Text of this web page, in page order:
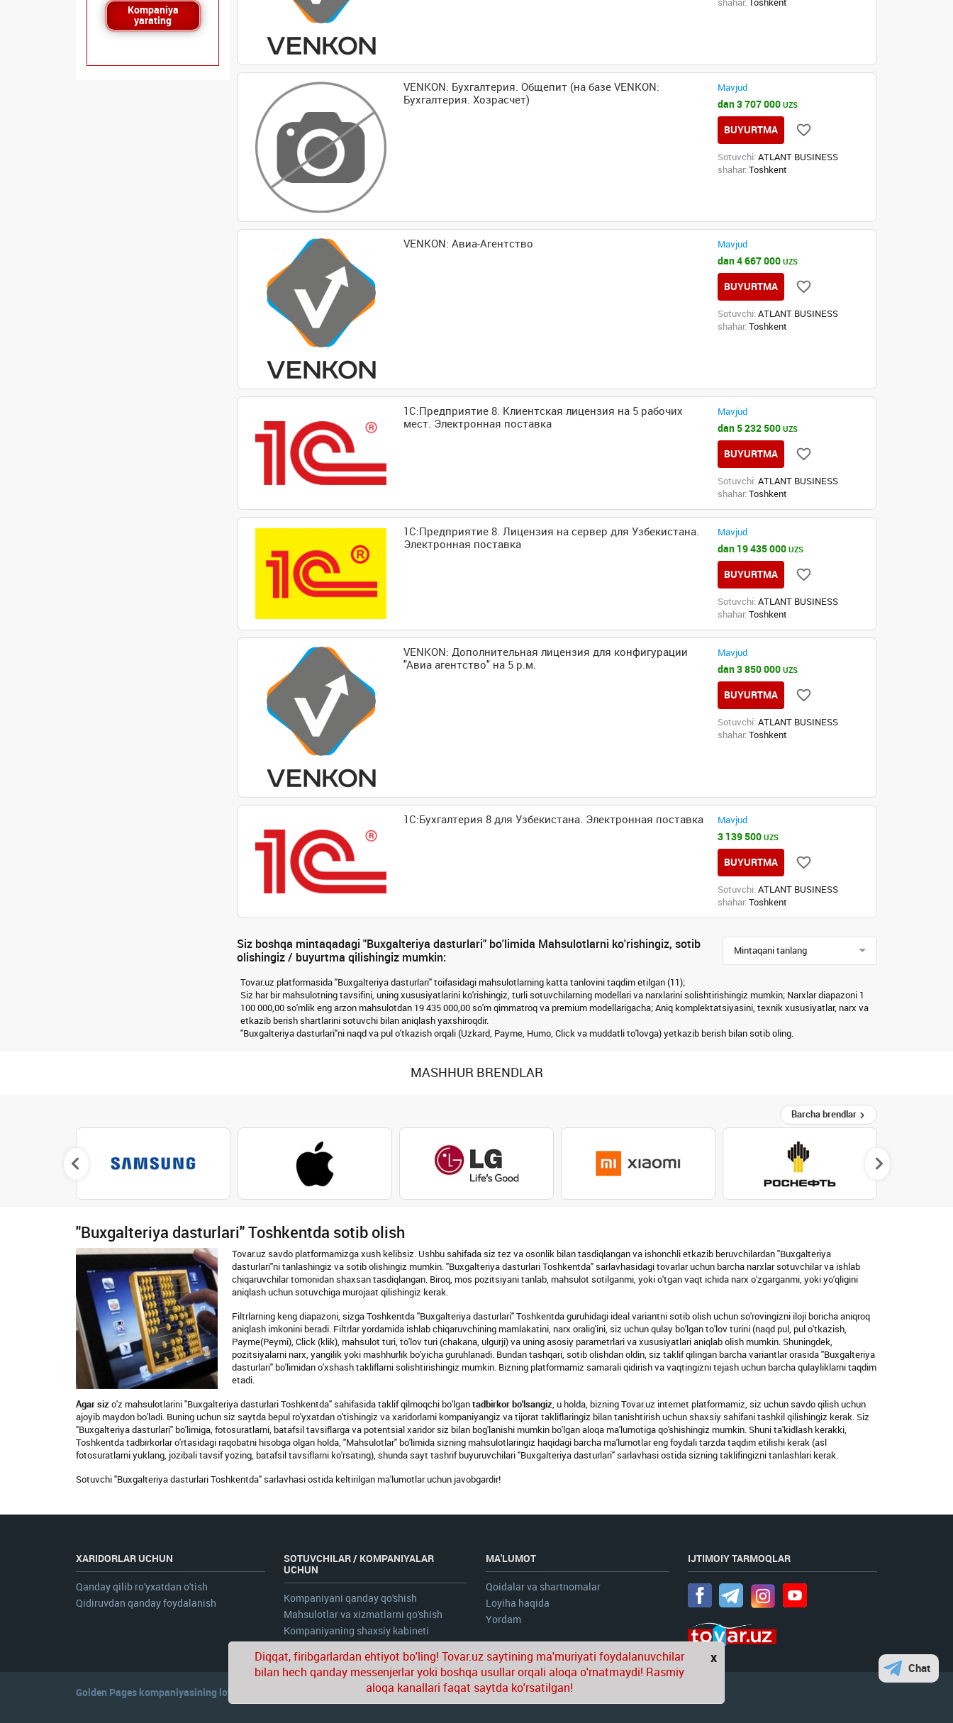
Kompaniya
yarating
shahar: Toshkent
VENKON: Бухгалтерия. Общепит (на базе VENKON:
Бухгалтерия. Хозрасчет)
Mavjud
dan 3 707 000UZS
BUYURTMA
Sotuvchi: ATLANT BUSINESS
shahar: Toshkent
VENKON: Авиа-Агентство Mavjud
dan 4 667 000UZS
BUYURTMA
Sotuvchi: ATLANT BUSINESS
shahar: Toshkent
1С:Предприятие 8. Клиентская лицензия на 5 рабочих
мест. Электронная поставка
Mavjud
dan 5 232 500UZS
BUYURTMA
Sotuvchi: ATLANT BUSINESS
shahar: Toshkent
1С:Предприятие 8. Лицензия на сервер для Узбекистана.
Электронная поставка
Mavjud
dan 19 435 000UZS
BUYURTMA
Sotuvchi: ATLANT BUSINESS
shahar: Toshkent
VENKON: Дополнительная лицензия для конфигурации
"Авиа агентство" на 5 р.м.
Mavjud
dan 3 850 000UZS
BUYURTMA
Sotuvchi: ATLANT BUSINESS
shahar: Toshkent
1С:Бухгалтерия 8 для Узбекистана. Электронная поставка Mavjud
3 139 500UZS
BUYURTMA
Sotuvchi: ATLANT BUSINESS
shahar: Toshkent
Siz boshqa mintaqadagi "Buxgalteriya dasturlari" bo'limida Mahsulotlarni ko'rishingiz, sotib
olishingiz / buyurtma qilishingiz mumkin:
Mintaqani tanlang
Tovar.uz platformasida "Buxgalteriya dasturlari" toifasidagi mahsulotlarning katta tanlovini taqdim etilgan (11);
Siz har bir mahsulotning tavsifini, uning xususiyatlarini ko'rishingiz, turli sotuvchilarning modellari va narxlarini solishtirishingiz mumkin; Narxlar diapazoni 1
100 000,00 so'mlik eng arzon mahsulotdan 19 435 000,00 so'm qimmatroq va premium modellarigacha; Aniq komplektatsiyasini, texnik xususiyatlar, narx va
etkazib berish shartlarini sotuvchi bilan aniqlash yaxshiroqdir.
"Buxgalteriya dasturlari"ni naqd va pul o'tkazish orqali (Uzkard, Payme, Humo, Click va muddatli to'lovga) yetkazib berish bilan sotib oling.
MASHHUR BRENDLAR
Barcha brendlar
"Buxgalteriya dasturlari" Toshkentda sotib olish
Tovar.uz savdo platformamizga xush kelibsiz. Ushbu sahifada siz tez va osonlik bilan tasdiqlangan va ishonchli etkazib beruvchilardan "Buxgalteriya
dasturlari"ni tanlashingiz va sotib olishingiz mumkin. "Buxgalteriya dasturlari Toshkentda" sarlavhasidagi tovarlar uchun barcha narxlar sotuvchilar va ishlab
chiqaruvchilar tomonidan shaxsan tasdiqlangan. Biroq, mos pozitsiyani tanlab, mahsulot sotilganmi, yoki o'tgan vaqt ichida narx o'zgarganmi, yoki yo'qligini
aniqlash uchun sotuvchiga murojaat qilishingiz kerak.
Filtrlarning keng diapazoni, sizga Toshkentda "Buxgalteriya dasturlari" Toshkentda guruhidagi ideal variantni sotib olish uchun so'rovingizni iloji boricha aniqroq
aniqlash imkonini beradi. Filtrlar yordamida ishlab chiqaruvchining mamlakatini, narx oralig'ini, siz uchun qulay bo'lgan to'lov turini (naqd pul, pul o'tkazish,
Payme(Peymi), Click (klik), mahsulot turi, to'lov turi (chakana, ulgurji) va uning asosiy parametrlari va xususiyatlari aniqlab olish mumkin. Shuningdek,
pozitsiyalarni narx, yangilik yoki mashhurlik bo'yicha guruhlanadi. Bundan tashqari, sotib olishdan oldin, siz taklif qilingan barcha variantlar orasida "Buxgalteriya
dasturlari" bo'limidan o'xshash takliflarni solishtirishingiz mumkin. Bizning platformamiz samarali qidirish va vaqtingizni tejash uchun barcha qulayliklarni taqdim
etadi.
Agar siz o'z mahsulotlarini "Buxgalteriya dasturlari Toshkentda" sahifasida taklif qilmoqchi bo'lgan tadbirkor bo'lsangiz, u holda, bizning Tovar.uz internet platformamiz, siz uchun savdo qilish uchun
ajoyib maydon bo'ladi. Buning uchun siz saytda bepul ro'yxatdan o'tishingiz va xaridorlarni kompaniyangiz va tijorat takliflaringiz bilan tanishtirish uchun shaxsiy sahifani tashkil qilishingiz kerak. Siz
"Buxgalteriya dasturlari" bo'limiga, fotosuratlarni, batafsil tavsiflarga va potentsial xaridor siz bilan bog'lanishi mumkin bo'lgan aloqa ma'lumotiga qo'shishingiz mumkin. Shuni ta'kidlash kerakki,
Toshkentda tadbirkorlar o'rtasidagi raqobatni hisobga olgan holda, "Mahsulotlar" bo'limida sizning mahsulotlaringiz haqidagi barcha ma'lumotlar eng foydali tarzda taqdim etilishi kerak (asl
fotosuratlarni yuklang, jozibali tavsif yozing, batafsil tavsiflarni ko'rsating), shunda sayt tashrif buyuruvchilari "Buxgalteriya dasturlari" sarlavhasi ostida sizning taklifingizni tanlashlari kerak.
Sotuvchi "Buxgalteriya dasturlari Toshkentda" sarlavhasi ostida keltirilgan ma'lumotlar uchun javobgardir!
XARIDORLAR UCHUN
Qanday qilib ro'yxatdan o'tish
Qidiruvdan qanday foydalanish
SOTUVCHILAR / KOMPANIYALAR
UCHUN
Kompaniyani qanday qo'shish
Mahsulotlar va xizmatlarni qo'shish
Kompaniyaning shaxsiy kabineti
MA'LUMOT
Qoidalar va shartnomalar
Loyiha haqida
Yordam
IJTIMOIY TARMOQLAR
Golden Pages kompaniyasining loyihasi © 2020-2026 tovar.uz | Barcha huquqlar himoyalangan
Chat
x
Diqqat, firibgarlardan ehtiyot bo'ling! Tovar.uz saytining ma'muriyati foydalanuvchilar
bilan hech qanday messenjerlar yoki boshqa usullar orqali aloqa o'rnatmaydi! Rasmiy
aloqa kanallari faqat saytda ko'rsatilgan!